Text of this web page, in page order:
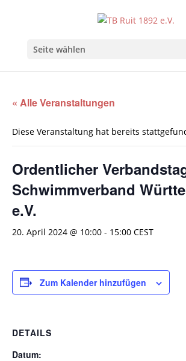
Seite wählen
« Alle Veranstaltungen
Diese Veranstaltung hat bereits
Ordentlicher
Schwimmverband
e.V.
20. April 2024 @ 10:00 - 15:00 CEST
Zum Kalender hinzufügen
DETAILS
Datum: